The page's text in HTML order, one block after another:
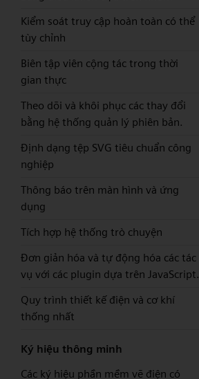
Kiểm soát truy cập hoàn toàn có thể
tùy chỉnh
Biên tập viên cộng tác trong thời
gian thực
Theo dõi và khôi phục các thay đổi
bằng hệ thống quản lý phiên bản.
Định dạng tệp SVG tiêu chuẩn công
nghiệp
Thông báo trên màn hình và ứng
dụng
Tích hợp hệ thống trò chuyện
Đơn giản hóa và tự động hóa các tác
vụ với các plugin dựa trên JavaScript.
Quy trình thiết kế điện và cơ khí
thống nhất
Ký hiệu thông minh
Các ký hiệu phần mềm vẽ điện có